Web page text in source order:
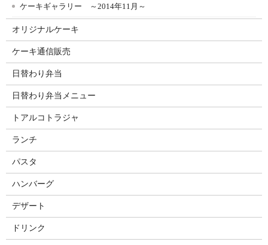
ケーキギャラリー ～2014年11月～
オリジナルケーキ
ケーキ通信販売
日替わり弁当
日替わり弁当メニュー
トアルコトラジャ
ランチ
パスタ
ハンバーグ
デザート
ドリンク